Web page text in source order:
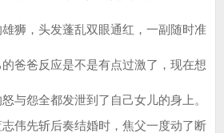
狮，头发蓬乱双眼通红，一副随时准
爸爸反应是不是有点过激了，现在想
与怨全都发泄到了自己女儿的身上。
先斩后奏结婚时，焦父一度动了断